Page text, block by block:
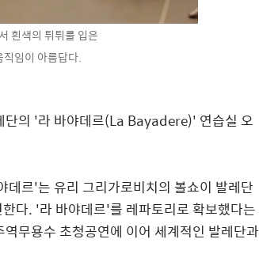
흰색의 튀튀를 입은
임이 아름답다.
단의 '라 바야데르(La Bayadere)' 연습실 오
르'는 유리 그리가로비치의 볼쇼이 발레단
다. '라 바야데르'를 레파토리로 확보했다는
무용수 초청공연에 이어 세계적인 발레단과